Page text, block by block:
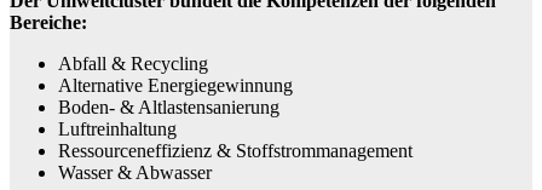
Bereiche:
Abfall & Recycling
Alternative Energiegewinnung
Boden- & Altlastensanierung
Luftreinhaltung
Ressourceneffizienz & Stoffstrommanagement
Wasser & Abwasser